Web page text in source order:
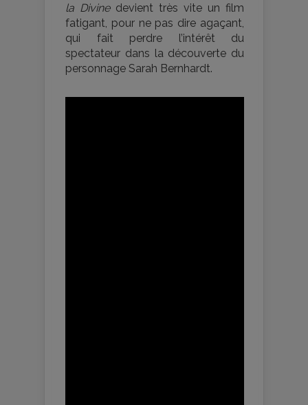
la Divinedevient très vite un film
fatigant, pour ne pas dire agaçant,
qui fait perdre l’intérêt du
spectateur dans la découverte du
personnage Sarah Bernhardt.